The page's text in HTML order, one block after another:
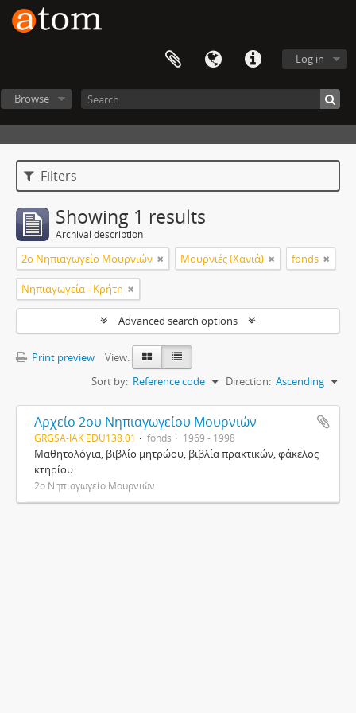
Log in
Browse
Filters
Showing 1 results
Archival description
2ο Νηπιαγωγείο Μουρνιών Μουρνιές (Χανιά) fonds
Νηπιαγωγεία - Κρήτη
Advanced search options
Print preview
View:
Sort by: Reference code Direction: Ascending
Αρχείο 2ου Νηπιαγωγείου Μουρνιών
GRGSA-IAK EDU138.01 fonds 1969 - 1998
Μαθητολόγια, βιβλίο μητρώου, βιβλία πρακτικών, φάκελος
κτηρίου
2ο Νηπιαγωγείο Μουρνιών